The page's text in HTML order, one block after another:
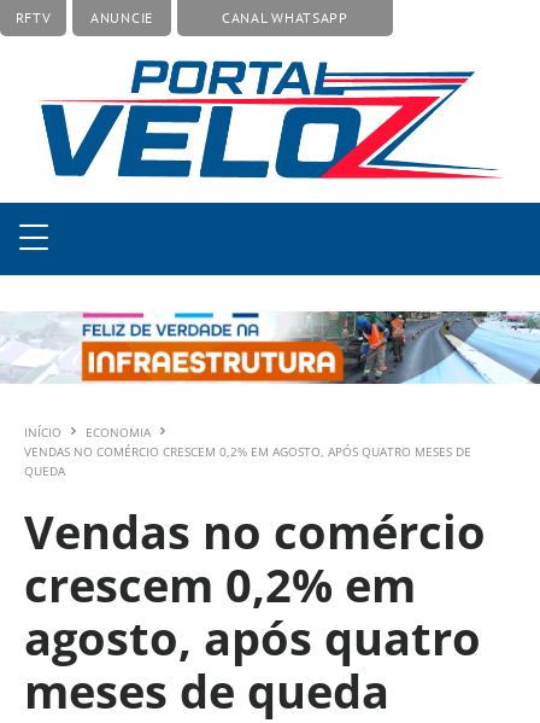
RFTV ANUNCIE CANAL WHATSAPP
INÍCIO
ECONOMIA
VENDAS NO COMÉRCIO CRESCEM 0,2% EM AGOSTO, APÓS QUATRO MESES DE
QUEDA
Vendas no comércio
crescem 0,2% em
agosto, após quatro
meses de queda